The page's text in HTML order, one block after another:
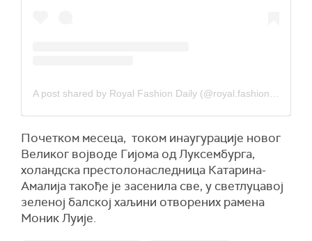
Почетком месеца, током инаугурације новог
Великог војводе Гијома од Луксембурга,
холандска престолонаследница Катарина-
Амалија такође је засенила све, у светлуцавој
зеленој балској хаљини отворених рамена
Моник Луије.